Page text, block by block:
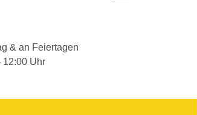
& an Feiertagen
12:00 Uhr